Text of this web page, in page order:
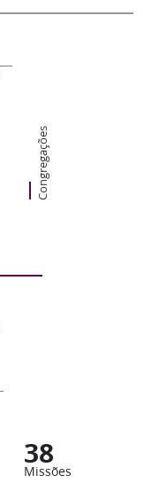
Congregações
38
Missões